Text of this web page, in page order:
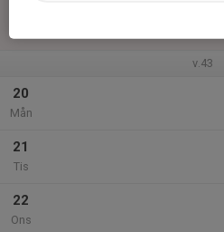
v.43
20
Mån
21
Tis
22
Ons